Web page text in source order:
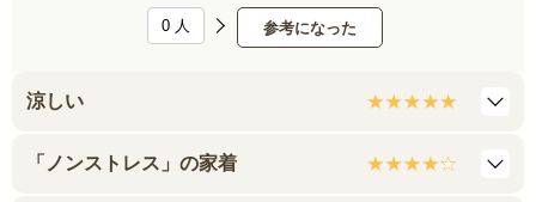
参考になった
0 人
涼しい
「ノンストレス」の家着